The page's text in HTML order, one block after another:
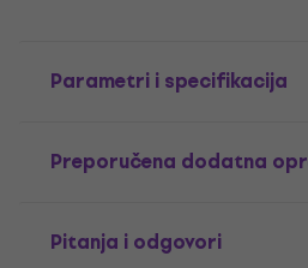
Parametri i specifikacija
Preporučena dodatna
Pitanja i odgovori